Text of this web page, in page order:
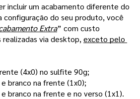
incluir um acabamento diferente do
configuração do seu produto, você
Extra” com custo
via desktop, exceto pelo
(4x0) no sulfite 90g;
branco na frente (1x0);
branco na frente e no verso (1x1).